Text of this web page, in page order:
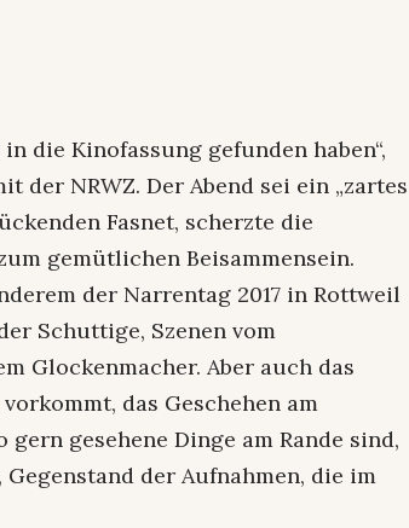
die Kinofassung gefunden haben“,
NRWZ. Der Abend sei ein „zartes
Fasnet, scherzte die
gemütlichen Beisammensein.
der Narrentag 2017 in Rottweil
Schuttige, Szenen vom
Glockenmacher. Aber auch das
das Geschehen am
gesehene Dinge am Rande sind,
der Aufnahmen, die im